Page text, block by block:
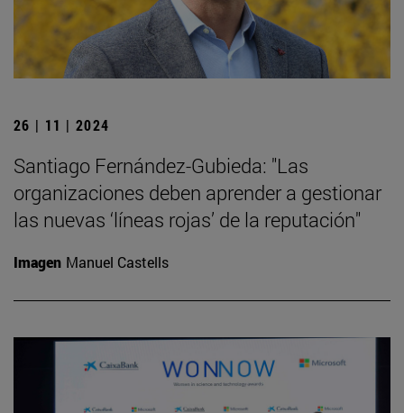
26 | 11 | 2024
Santiago Fernández-Gubieda: "Las
organizaciones deben aprender a gestionar
las nuevas ‘líneas rojas’ de la reputación"
Imagen Manuel Castells